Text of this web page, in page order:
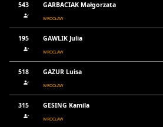
543 GARBACIAK Małgorzata
WROCŁAW
195 GAWLIK Julia
WROCŁAW
518 GAZUR Luisa
WROCŁAW
315 GESING Kamila
WROCŁAW